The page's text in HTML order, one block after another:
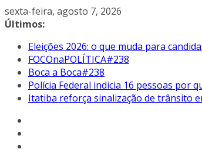
Pular
para
conteúdo
sexta-feira, agosto 7, 2026
Últimos:
Eleições 2026: o que muda para
FOCOnaPOLÍTICA#238
Boca a Boca#238
Polícia Federal indicia 16 pessoas por
Itatiba reforça sinalização de trânsito